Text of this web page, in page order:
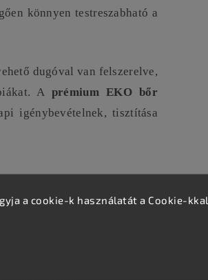
a cookie-k használatát a Cookie-kkal
könnyen testreszabható a
dugóval van felszerelve,
A prémium EKO bőr
igénybevételnek, tisztítása